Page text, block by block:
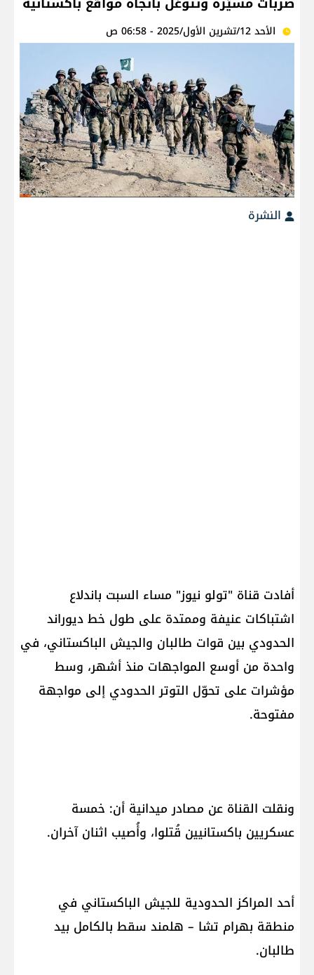
الأحد 12/تشرين الأول/2025 - 06:58 ص
النشرة
أفادت قناة "تولو نيوز" مساء السبت باندلاع
اشتباكات عنيفة وممتدة على طول خط ديوراند
الحدودي بين قوات طالبان والجيش الباكستاني، في
واحدة من أوسع المواجهات منذ أشهر، وسط
مؤشرات على تحوّل التوتر الحدودي إلى مواجهة
مفتوحة.
ونقلت القناة عن مصادر ميدانية أن: خمسة
عسكريين باكستانيين قُتلوا، وأُصيب اثنان آخران.
أحد المراكز الحدودية للجيش الباكستاني في
منطقة بهرام تشا – هلمند سقط بالكامل بيد
طالبان.